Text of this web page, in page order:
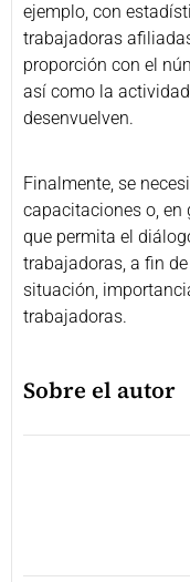
ejemplo, con
trabajadoras
proporción con el
así como la
desenvuelven.
Finalmente, se
capacitaciones o, en
que permita el
trabajadoras, a fin
situación,
trabajadoras.
Sobre el autor